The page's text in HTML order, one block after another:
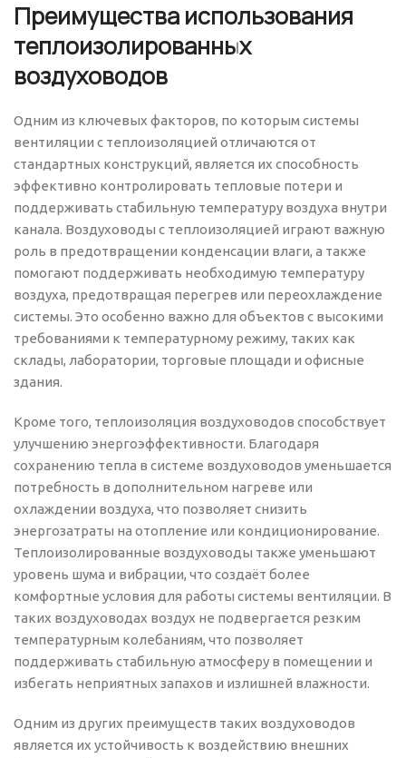
Преимущества использования
теплоизолированных
воздуховодов
Одним из ключевых факторов, по которым системы
вентиляции с теплоизоляцией отличаются от
стандартных конструкций, является их способность
эффективно контролировать тепловые потери и
поддерживать стабильную температуру воздуха внутри
канала. Воздуховоды с теплоизоляцией играют важную
роль в предотвращении конденсации влаги, а также
помогают поддерживать необходимую температуру
воздуха, предотвращая перегрев или переохлаждение
системы. Это особенно важно для объектов с высокими
требованиями к температурному режиму, таких как
склады, лаборатории, торговые площади и офисные
здания.
Кроме того, теплоизоляция воздуховодов способствует
улучшению энергоэффективности. Благодаря
сохранению тепла в системе воздуховодов уменьшается
потребность в дополнительном нагреве или
охлаждении воздуха, что позволяет снизить
энергозатраты на отопление или кондиционирование.
Теплоизолированные воздуховоды также уменьшают
уровень шума и вибрации, что создаёт более
комфортные условия для работы системы вентиляции. В
таких воздуховодах воздух не подвергается резким
температурным колебаниям, что позволяет
поддерживать стабильную атмосферу в помещении и
избегать неприятных запахов и излишней влажности.
Одним из других преимуществ таких воздуховодов
является их устойчивость к воздействию внешних